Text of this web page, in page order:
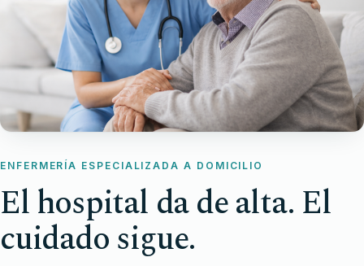
ENFERMERÍA ESPECIALIZADA A DOMICILIO
El hospital da de alta. El
cuidado sigue.